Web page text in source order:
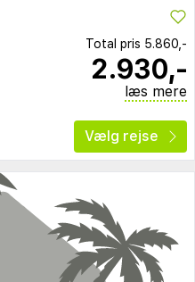
Total pris 5.860,-
2.930,-
læs mere
Vælg rejse